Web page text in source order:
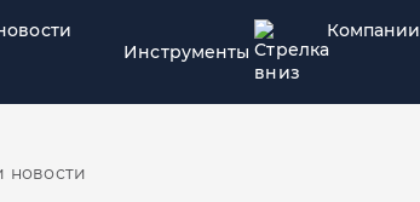
Инструменты
Компании
новости